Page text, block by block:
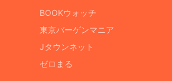
BOOKウォッチ
東京バーゲンマニア
Jタウンネット
ゼロまる